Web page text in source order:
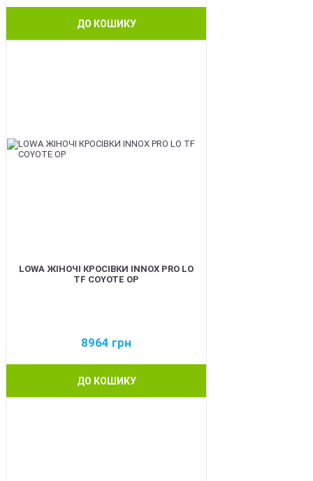
ДО КОШИКУ
LOWA ЖІНОЧІ КРОСІВКИ INNOX PRO LO
TF COYOTE OP
8964 грн
ДО КОШИКУ